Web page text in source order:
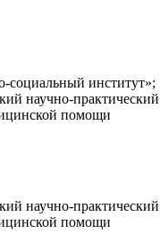
институт»;
научно-практический
помощи
научно-практический
помощи